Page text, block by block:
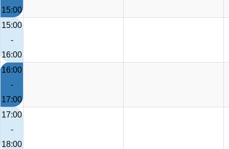
15:00
15:00
-
16:00
16:00
-
17:00
17:00
-
18:00